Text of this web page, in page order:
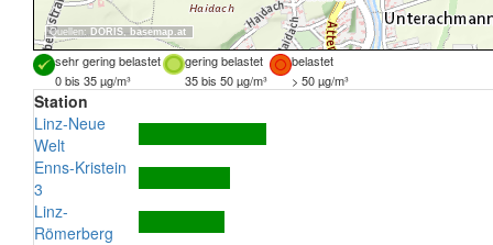
Quellen: DORIS, basemap.at
sehr gering belastet gering belastet
belastet
0 bis 35 µg/m³
35 bis 50 µg/m³ > 50 µg/m³
Station
Linz-Neue
Welt
Enns-Kristein
3
Linz-
Römerberg